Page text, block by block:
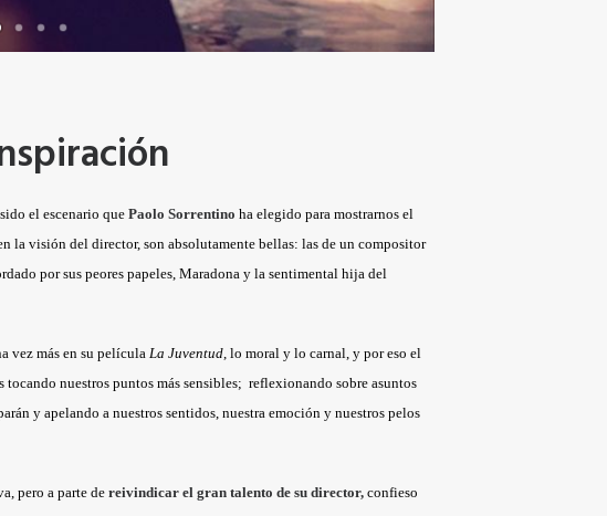
el escenario que Paolo Sorrentino ha elegido para mostrarnos el
la visión del director, son absolutamente bellas: las de un compositor
por sus peores papeles, Maradona y la sentimental hija del
vez más en su película La Juventud, lo moral y lo carnal, y por eso el
nuestros puntos más sensibles; reflexionando sobre asuntos
y apelando a nuestros sentidos, nuestra emoción y nuestros pelos
pero a parte de reivindicar el gran talento de su director, confieso